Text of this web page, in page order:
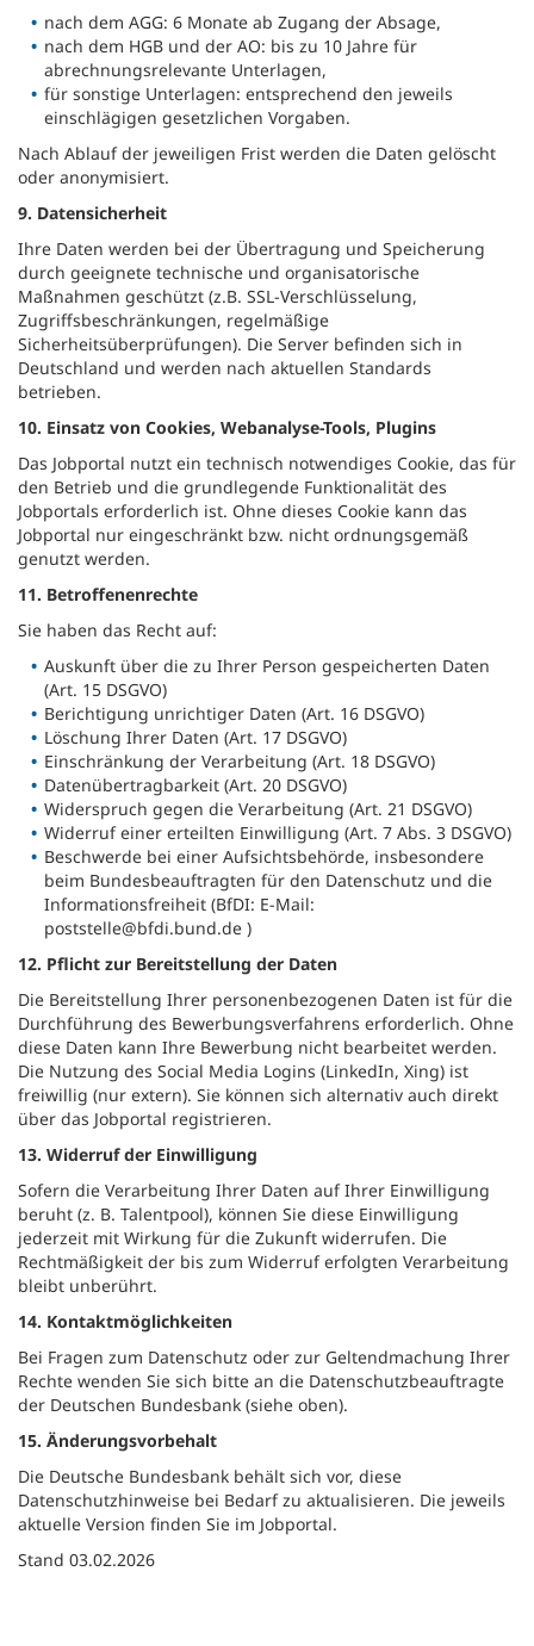
nach dem AGG: 6 Monate ab Zugang der Absage,
nach dem HGB und der AO: bis zu 10 Jahre für
abrechnungsrelevante Unterlagen,
für sonstige Unterlagen: entsprechend den jeweils
einschlägigen gesetzlichen Vorgaben.
Nach Ablauf der jeweiligen Frist werden die Daten gelöscht
oder anonymisiert.
9. Datensicherheit
Ihre Daten werden bei der Übertragung und Speicherung
durch geeignete technische und organisatorische
Maßnahmen geschützt (z.B. SSL-Verschlüsselung,
Zugriffsbeschränkungen, regelmäßige
Sicherheitsüberprüfungen). Die Server befinden sich in
Deutschland und werden nach aktuellen Standards
betrieben.
10. Einsatz von Cookies, Webanalyse-Tools, Plugins
Das Jobportal nutzt ein technisch notwendiges Cookie, das für
den Betrieb und die grundlegende Funktionalität des
Jobportals erforderlich ist. Ohne dieses Cookie kann das
Jobportal nur eingeschränkt bzw. nicht ordnungsgemäß
genutzt werden.
11. Betroffenenrechte
Sie haben das Recht auf:
Auskunft über die zu Ihrer Person gespeicherten Daten
(Art. 15 DSGVO)
Berichtigung unrichtiger Daten (Art. 16 DSGVO)
Löschung Ihrer Daten (Art. 17 DSGVO)
Einschränkung der Verarbeitung (Art. 18 DSGVO)
Datenübertragbarkeit (Art. 20 DSGVO)
Widerspruch gegen die Verarbeitung (Art. 21 DSGVO)
Widerruf einer erteilten Einwilligung (Art. 7 Abs. 3 DSGVO)
Beschwerde bei einer Aufsichtsbehörde, insbesondere
beim Bundesbeauftragten für den Datenschutz und die
Informationsfreiheit (BfDI: E-Mail:
poststelle@bfdi.bund.de )
12. Pflicht zur Bereitstellung der Daten
Die Bereitstellung Ihrer personenbezogenen Daten ist für die
Durchführung des Bewerbungsverfahrens erforderlich. Ohne
diese Daten kann Ihre Bewerbung nicht bearbeitet werden.
Die Nutzung des Social Media Logins (LinkedIn, Xing) ist
freiwillig (nur extern). Sie können sich alternativ auch direkt
über das Jobportal registrieren.
13. Widerruf der Einwilligung
Sofern die Verarbeitung Ihrer Daten auf Ihrer Einwilligung
beruht (z. B. Talentpool), können Sie diese Einwilligung
jederzeit mit Wirkung für die Zukunft widerrufen. Die
Rechtmäßigkeit der bis zum Widerruf erfolgten Verarbeitung
bleibt unberührt.
14. Kontaktmöglichkeiten
Bei Fragen zum Datenschutz oder zur Geltendmachung Ihrer
Rechte wenden Sie sich bitte an die Datenschutzbeauftragte
der Deutschen Bundesbank (siehe oben).
15. Änderungsvorbehalt
Die Deutsche Bundesbank behält sich vor, diese
Datenschutzhinweise bei Bedarf zu aktualisieren. Die jeweils
aktuelle Version finden Sie im Jobportal.
Stand 03.02.2026